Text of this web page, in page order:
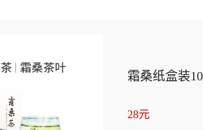
霜桑纸盒装
28元